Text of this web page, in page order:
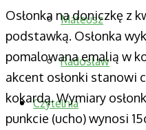
Mateusz
Radosław
Czytelnia
Osłonka na doniczkę z
podstawką. Osłonka
pomalowana emalią w
akcent osłonki stanowi
kokardą. Wymiary
punkcie (ucho) wynosi